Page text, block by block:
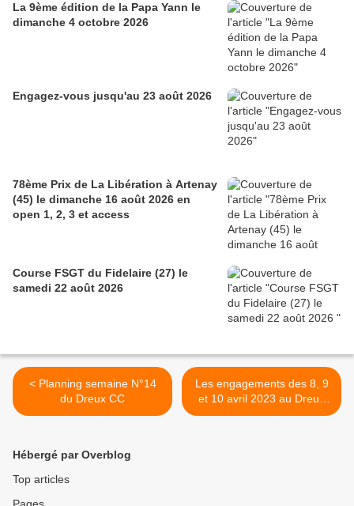
La 9ème édition de la Papa Yann le
dimanche 4 octobre 2026
Engagez-vous jusqu'au 23 août 2026
78ème Prix de La Libération à Artenay
(45) le dimanche 16 août 2026 en
open 1, 2, 3 et access
Course FSGT du Fidelaire (27) le
samedi 22 août 2026
< Planning semaine N°14
du Dreux CC
Les engagements des 8, 9
et 10 avril 2023 au Dreux
CC >
Hébergé par Overblog
Top articles